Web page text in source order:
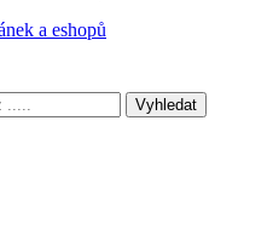
a eshopů
Vyhledat